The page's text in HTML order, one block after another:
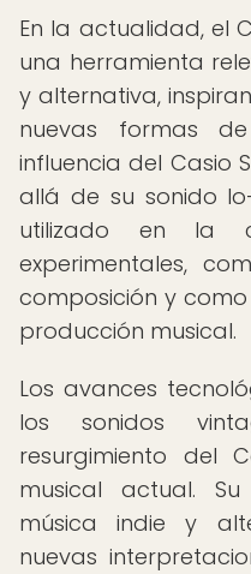
En la actualidad, el
una herramienta
y alternativa,
nuevas formas
influencia del Casio
allá de su sonido
utilizado en la
experimentales,
composición y
producción musical.
Los avances
los sonidos
resurgimiento del
musical actual.
música indie y
nuevas